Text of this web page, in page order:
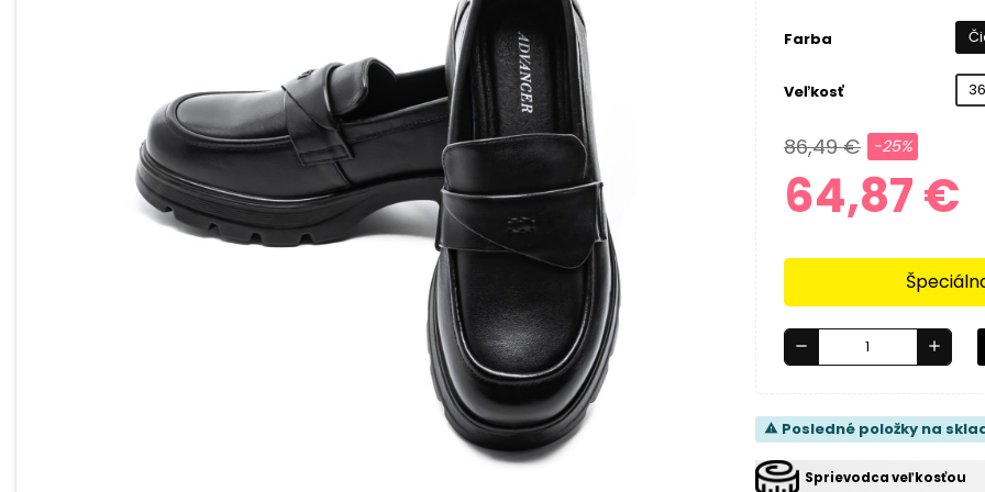
Farba
Veľkosť 36
64,87 €
86,49 € -25%
remove add
warning Posledné položky na
Sprievodca veľkosťou